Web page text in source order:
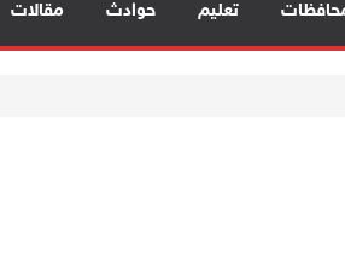
تعليم حوادث مقالات